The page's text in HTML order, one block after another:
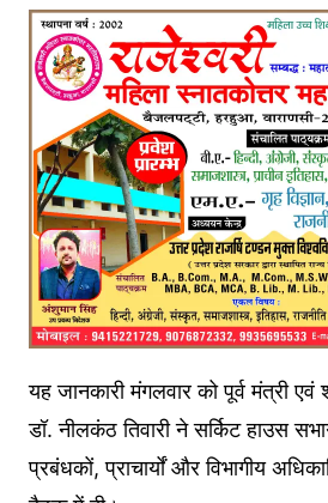
यह जानकारी मंगलवार को पूर्व मंत्री एवं
डॉ. नीलकंठ तिवारी ने सर्किट हाउस
प्रबंधकों, प्राचार्यों और विभागीय